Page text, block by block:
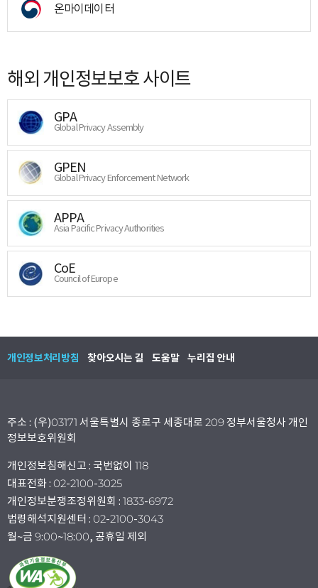
온마이데이터
해외 개인정보보호 사이트
GPA
Global Privacy Assembly
GPEN
Global Privacy Enforcement Network
APPA
Asia Pacific Privacy Authorities
CoE
Council of Europe
개인정보처리방침 찾아오시는 길 도움말 누리집 안내
주소 : (우)03171 서울특별시 종로구 세종대로 209 정부서울청사 개인
정보보호위원회
개인정보침해신고 : 국번없이 118
대표전화 : 02-2100-3025
개인정보분쟁조정위원회 : 1833-6972
법령해석지원센터 : 02-2100-3043
월~금 9:00~18:00, 공휴일 제외